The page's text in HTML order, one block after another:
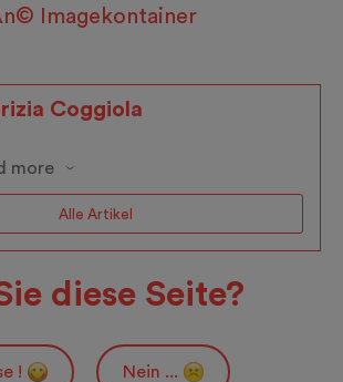
Imagekontainer
Alle Artikel
Coggiola
more
diese Seite?
! Nein ...